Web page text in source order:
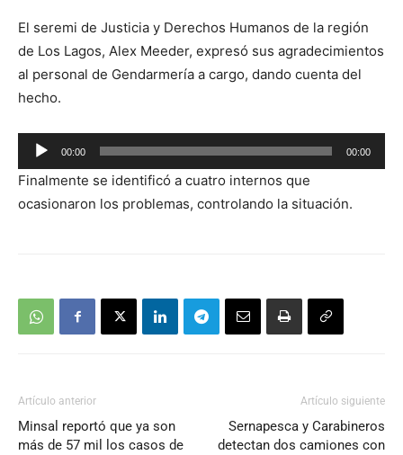
El seremi de Justicia y Derechos Humanos de la región
de Los Lagos, Alex Meeder, expresó sus agradecimientos
al personal de Gendarmería a cargo, dando cuenta del
hecho.
Reproductor
de
audio
00:00 00:00
Finalmente se identificó a cuatro internos que
ocasionaron los problemas, controlando la situación.
Artículo anterior
Minsal reportó que ya son
más de 57 mil los casos de
Artículo siguiente
Sernapesca y Carabineros
detectan dos camiones con